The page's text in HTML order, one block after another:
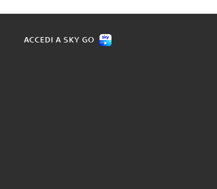
ACCEDI A SKY GO